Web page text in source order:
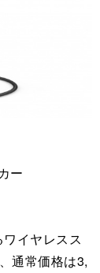
ー
イヤレスス
通常価格は3,